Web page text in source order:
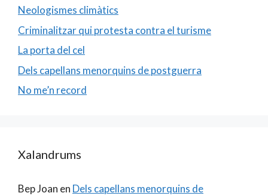
Neologismes climàtics
Criminalitzar qui protesta contra el turisme
La porta del cel
Dels capellans menorquins de postguerra
No me’n record
Xalandrums
Bep Joan en Dels capellans menorquins de